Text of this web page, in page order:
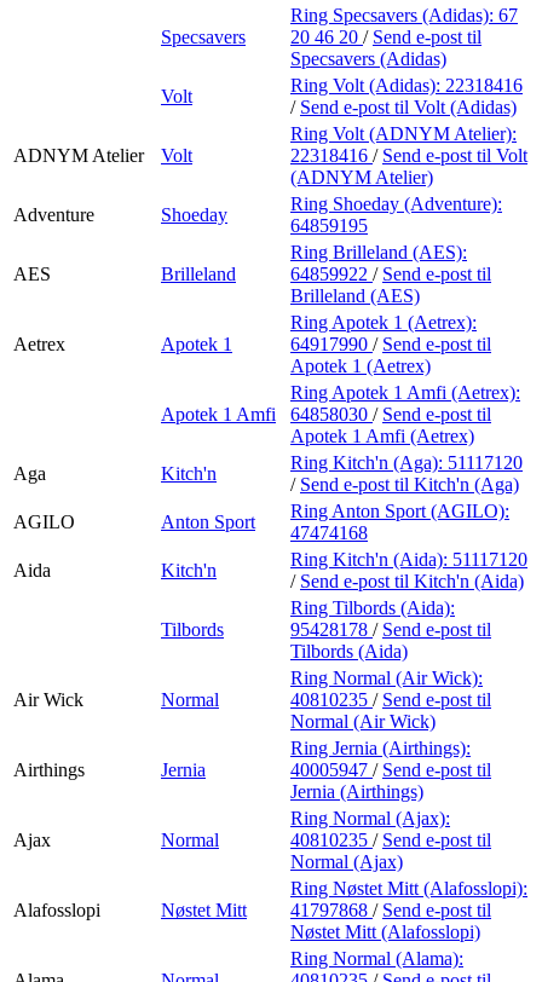
Specsavers
Ring Specsavers (Adidas): 67
20 46 20 / Send e-post til
Specsavers (Adidas)
Volt
Ring Volt (Adidas): 22318416
/ Send e-post til Volt (Adidas)
ADNYM Atelier Volt
Ring Volt (ADNYM Atelier):
22318416 / Send e-post til Volt
(ADNYM Atelier)
Adventure
Shoeday
Ring Shoeday (Adventure):
64859195
AES Brilleland
Ring Brilleland (AES):
64859922 / Send e-post til
Brilleland (AES)
Aetrex Apotek 1
Ring Apotek 1 (Aetrex):
64917990 / Send e-post til
Apotek 1 (Aetrex)
Apotek 1 Amfi
Ring Apotek 1 Amfi (Aetrex):
64858030 / Send e-post til
Apotek 1 Amfi (Aetrex)
Aga
Kitch'n
Ring Kitch'n (Aga): 51117120
/ Send e-post til Kitch'n (Aga)
AGILO
Anton Sport
Ring Anton Sport (AGILO):
47474168
Aida
Kitch'n
Ring Kitch'n (Aida): 51117120
/ Send e-post til Kitch'n (Aida)
Tilbords
Ring Tilbords (Aida):
95428178 / Send e-post til
Tilbords (Aida)
Air Wick Normal
Ring Normal (Air Wick):
40810235 / Send e-post til
Normal (Air Wick)
Airthings Jernia
Ring Jernia (Airthings):
40005947 / Send e-post til
Jernia (Airthings)
Ajax Normal
Ring Normal (Ajax):
40810235 / Send e-post til
Normal (Ajax)
Alafosslopi Nøstet Mitt
Ring Nøstet Mitt (Alafosslopi):
41797868 / Send e-post til
Nøstet Mitt (Alafosslopi)
Ring Normal (Alama):